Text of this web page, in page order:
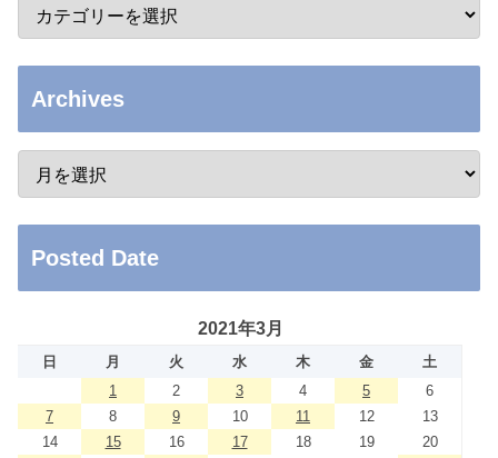
Archives
Posted Date
2021年3月
日 月 火 水 木 金
土
1
2 3 4 5
6
7
8 9 10 11 12
13
14
15 16 17 18 19
20